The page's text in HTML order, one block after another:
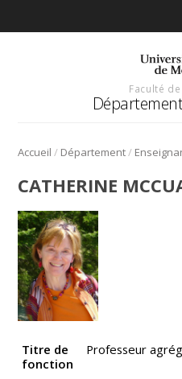
Faculté
Accueil / Département/
CATHERINE
Titre de
fonction
Professeur